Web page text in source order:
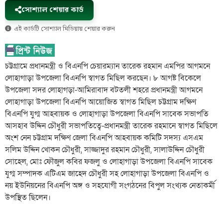
সোশ্যাল শেয়ার কার্ড
এই কার্ডটি সোশ্যাল মিডিয়ায় শেয়ার করুন
চট্টগ্রামে প্রধানমন্ত্রী ও বিএনপি চেয়ারম্যান তারেক রহমান এমপির আগমনে
লোহাগাড়া উপজেলা বিএনপি স্বাগত মিছিল করছেন। ৮ আগষ্ট বিকেলে
উপজেলা সদর লোহাগড়া-আমিরাবাদ বটতলী শহরে প্রধানমন্ত্রী আগমনে
লোহাগাড়া উপজেলা বিএনপি আয়োজিত স্বাগত মিছিল চট্টগ্রাম দক্ষিণ
বিএনপি যুগ্ম আহবায়ক ও লোহাগাড়া উপজেলা বিএনপি সাবেক সভাপতি
আসহাব উদ্দিন চৌধুরী সভাপতিত্বে-প্রধানমন্ত্রী তারেক রহমানে স্বাগত মিছিলে
অংশ নেন চট্টগ্রাম দক্ষিণ জেলা বিএনপি আহবায়ক কমিটি সদস্য এসএম
সলিম উদ্দিন খোকন চৌধুরী, সাজ্জাদুর রহমান চৌধুরী, সালাউদ্দিন চৌধুরী
সোহেল, মোঃ ফৌজুল কবির ফজলু ও লোহাগাড়া উপজেলা বিএনপি সাবেক
যুগ্ম সম্পাদক এটিএম জাহেদ চৌধুরী সহ লোহাগাড়া উপজেলা বিএনপি ও
নয় ইউনিয়নের বিএনপি অঙ্গ ও সহযোগী সংগঠনের বিপুল সংখ্যক নেতাকর্মী
উপস্থিত ছিলেন।